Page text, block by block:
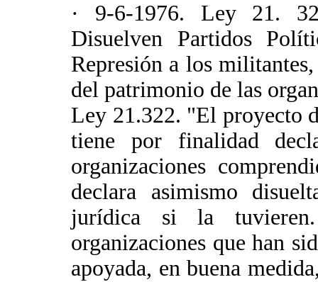
· 9-6-1976. Ley 21.
Disuelven Partidos
Represión a los
del patrimonio de las
Ley 21.322. "El proyecto
tiene por finalidad
organizaciones
declara asimismo
jurídica si la
organizaciones que han
apoyada, en buena